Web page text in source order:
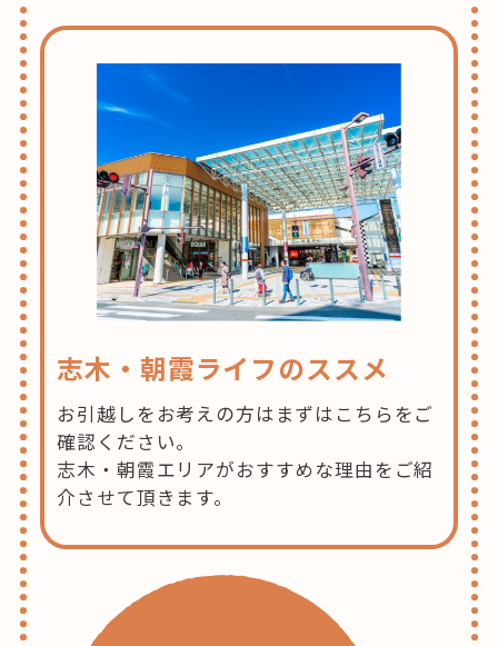
志木・朝霞ライフのススメ
お引越しをお考えの方はまずはこちらをご
確認ください。
志木・朝霞エリアがおすすめな理由をご紹
介させて頂きます。